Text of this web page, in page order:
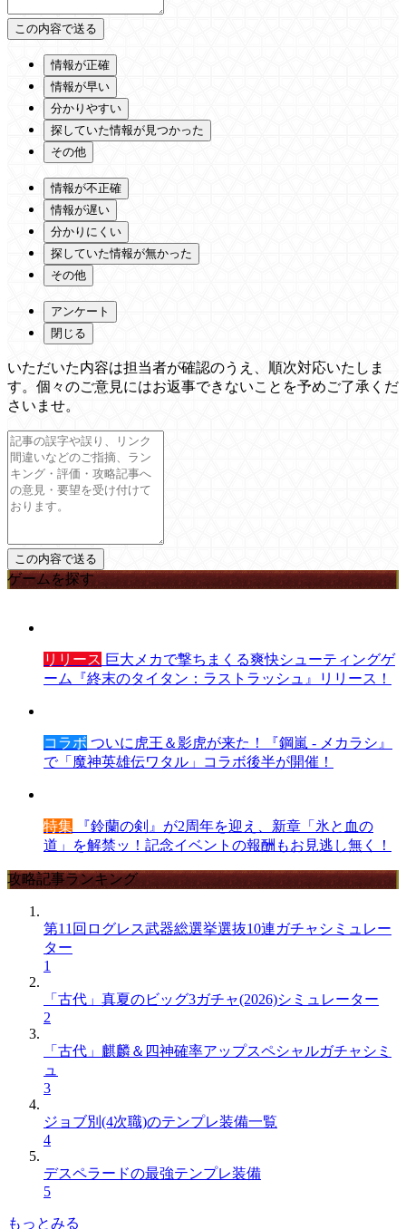
情報が正確
情報が早い
分かりやすい
探していた情報が見つかった
その他
情報が不正確
情報が遅い
分かりにくい
探していた情報が無かった
その他
アンケート
閉じる
いただいた内容は担当者が確認のうえ、順次対応いたしま
す。個々のご意見にはお返事できないことを予めご了承くだ
さいませ。
ゲームを探す
リリース 巨大メカで撃ちまくる爽快シューティングゲ
ーム『終末のタイタン：ラストラッシュ』リリース！
コラボ ついに虎王＆影虎が来た！『鋼嵐 - メカラシ』
で「魔神英雄伝ワタル」コラボ後半が開催！
特集 『鈴蘭の剣』が2周年を迎え、新章「氷と血の
道」を解禁ッ！記念イベントの報酬もお見逃し無く！
攻略記事ランキング
第11回ログレス武器総選挙選抜10連ガチャシミュレー
ター
1
「古代」真夏のビッグ3ガチャ(2026)シミュレーター
2
「古代」麒麟＆四神確率アップスペシャルガチャシミ
ュ
3
ジョブ別(4次職)のテンプレ装備一覧
4
デスペラードの最強テンプレ装備
5
もっとみる